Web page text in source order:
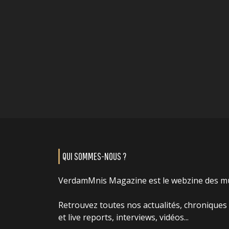
QUI SOMMES-NOUS ?
VerdamMnis Magazine est le webzine des
Retrouvez toutes nos actualités,
et live reports, interviews, vidéos...